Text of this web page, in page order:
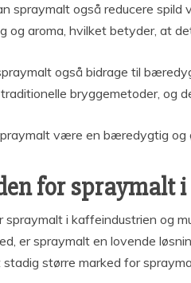
spraymalt også reducere
og aroma, hvilket betyder, at
også bidrage til
bryggemetoder, og
være en bæredygtig og
for spraymalt
spraymalt i kaffeindustrien og
er spraymalt en lovende
stadig større marked for